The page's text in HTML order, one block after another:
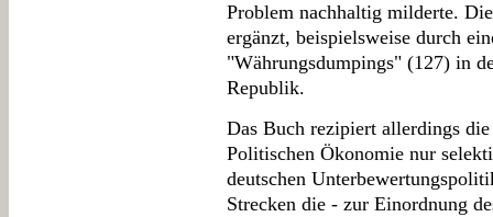
Problem nachhaltig milderte.
ergänzt, beispielsweise durch
"Währungsdumpings" (127) in
Republik.
Das Buch rezipiert allerdings
Politischen Ökonomie nur
deutschen
Strecken die - zur Einordnung